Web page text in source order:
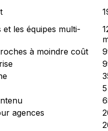
les équipes multi-
à moindre coût
agences